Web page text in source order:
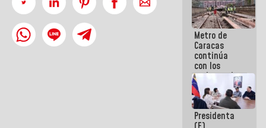
Pueblo
Metro de
Caracas
continúa
con los
trabajos de
mantenimiento
e inspección
en la Línea 2
Presidenta